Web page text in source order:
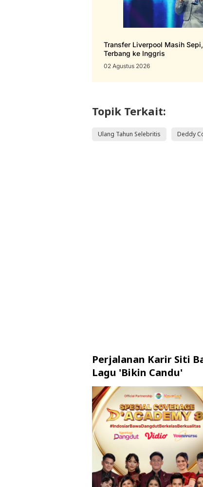
Transfer Liverpool Masih
Terbang ke Inggris
02 Agustus 2026
Topik Terkait:
Ulang Tahun Selebritis Deddy
Perjalanan Karir Siti
Lagu 'Bikin Candu'